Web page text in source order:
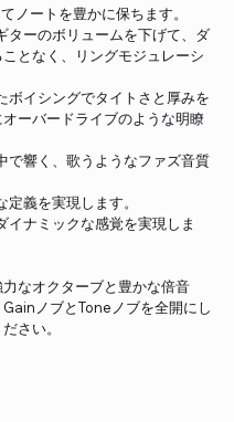
ノートを豊かに保ちます。
ターのボリュームを下げて、ダ
となく、リングモジュレーシ
ボイシングでタイトさと厚みを
ーバードライブのような明瞭
で響く、歌うようなファズ音質
義を実現します。
イナミックな感覚を実現しま
なオクターブと豊かな倍音
ノブとToneノブを全開にし
さい。